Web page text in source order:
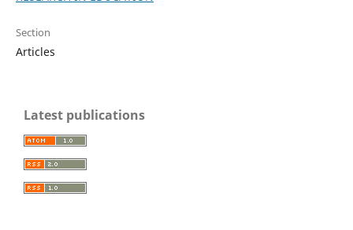
Section
Articles
Latest publications